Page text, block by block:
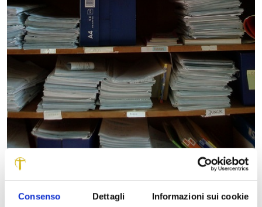
Consenso Dettagli Informazioni sui cookie
È di complessivi 100mila euro il contributo per l’acquisto di
Provincia, grazie all’assegnazione ottenuta dalla